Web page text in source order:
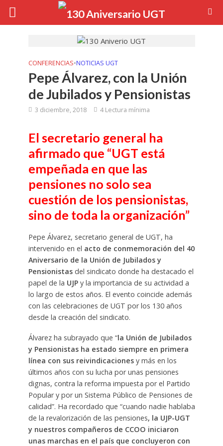
CONFERENCIAS•NOTICIAS UGT
Pepe Álvarez, con la Unión
de Jubilados y Pensionistas
3 diciembre, 2018 4 Lectura mínima
El secretario general ha
afirmado que “UGT está
empeñada en que las
pensiones no solo sea
cuestión de los pensionistas,
sino de toda la organización”
Pepe Álvarez, secretario general de UGT, ha
intervenido en el acto de conmemoración del 40
Aniversario de la Unión de Jubilados y
Pensionistasdel sindicato donde ha destacado el
papel de la UJPy la importancia de su actividad a
lo largo de estos años. El evento coincide además
con las celebraciones de UGT por los 130 años
desde la creación del sindicato.
Álvarez ha subrayado que “la Unión de Jubilados
y Pensionistas ha estado siempre en primera
línea con sus reivindicacionesy más en los
últimos años con su lucha por unas pensiones
dignas, contra la reforma impuesta por el Partido
Popular y por un Sistema Público de Pensiones de
calidad”. Ha recordado que “cuando nadie hablaba
de la revalorización de las pensiones, la UJP-UGT
y nuestros compañeros de CCOO iniciaron
unas marchas en el país que concluyeron con